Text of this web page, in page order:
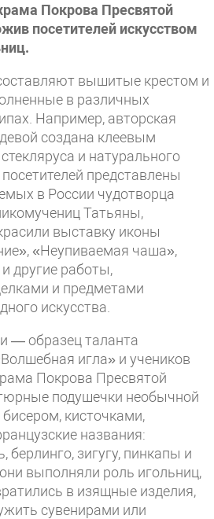
Покрова Пресвятой
посетителей искусством
вышитые крестом и
в различных
Например, авторская
создана клеевым
и натурального
представлены
в России чудотворца
Татьяны,
выставку иконы
«Неупиваемая чаша»,
другие работы,
и предметами
искусства.
— образец таланта
игла» и учеников
Покрова Пресвятой
подушечки необычной
кисточками,
названия:
берлинго, зигугу, пинкапы и
выполняли роль игольниц,
в изящные изделия,
сувенирами или